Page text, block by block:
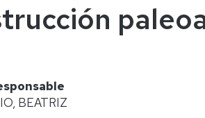
BEATRIZ